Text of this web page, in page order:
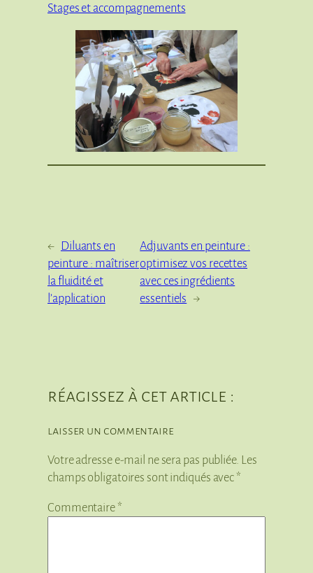
Stages et accompagnements
← Diluants en
peinture : maîtriser
la fluidité et
l’application
Adjuvants en peinture :
optimisez vos recettes
avec ces ingrédients
essentiels →
réagissez à cet article :
laisser un commentaire
Votre adresse e-mail ne sera pas publiée. Les
champs obligatoires sont indiqués avec *
Commentaire *